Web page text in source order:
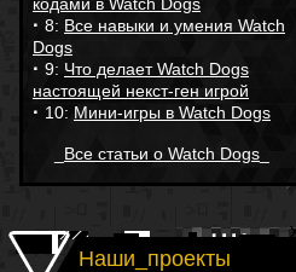
· 8: Все навыки и умения Watch
Dogs
· 9: Что делает Watch Dogs
настоящей некст-ген игрой
· 10: Мини-игры в Watch Dogs
Все статьи о Watch Dogs
Наши_проекты